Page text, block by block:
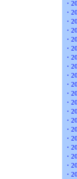
・
・
・
・
・
・
・
・
・
・
・
・
・
・
・
・
・
・
・
・